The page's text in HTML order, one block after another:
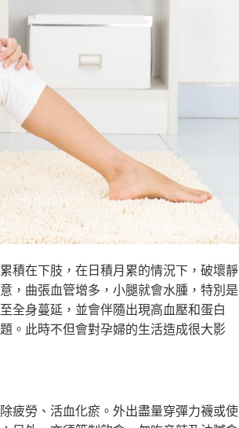
積在下肢，在日積月累的情況下，破壞靜
， 曲張血管增多，小腿就會水腫，特別是
全身蔓延， 並會伴隨出現高血壓和蛋白
。 此時不但會對孕婦的生活造成很大影
疲勞、活血化瘀。外出盡量穿彈力襪或使